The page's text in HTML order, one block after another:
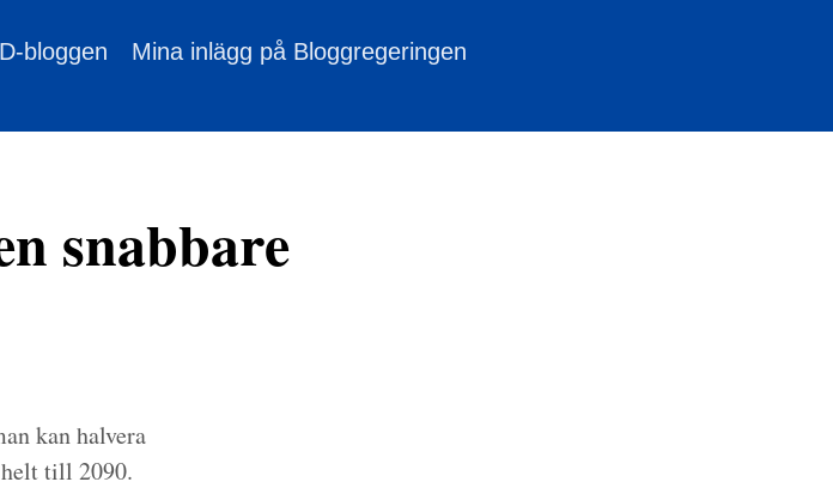
bloggen
Mina inlägg på Bloggregeringen
snabbare
kan halvera
till 2090.